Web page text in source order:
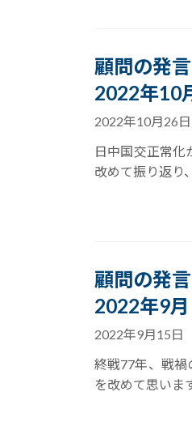
顧問の発
2022年10
2022年10月26日
日中国交正常化
改めて振り返り
顧問の発
2022年9
2022年9月15日
終戦77年、戦禍
を改めて思いま